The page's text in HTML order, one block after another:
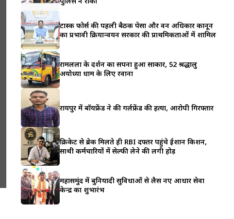
टास्क फोर्स की पहली बैठक पेसा और वन अधिकार कानून
का प्रभावी क्रियान्वयन सरकार की प्राथमिकताओं में शामिल
रामलला के दर्शन का सपना हुआ साकार, 52 श्रद्धालु
अयोध्या धाम के लिए रवाना
रायपुर में बॉयफ्रेंड ने की गर्लफ्रेंड की हत्या, आरोपी गिरफ्तार
क्रिकेट से ब्रेक मिलते ही RBI दफ्तर पहुंचे ईशान किशन,
साथी कर्मचारियों में सेल्फी लेने की लगी होड़
महासमुंद में बुनियादी सुविधाओं से लैस नए आधार सेवा
केन्द्र का शुभारंभ
r